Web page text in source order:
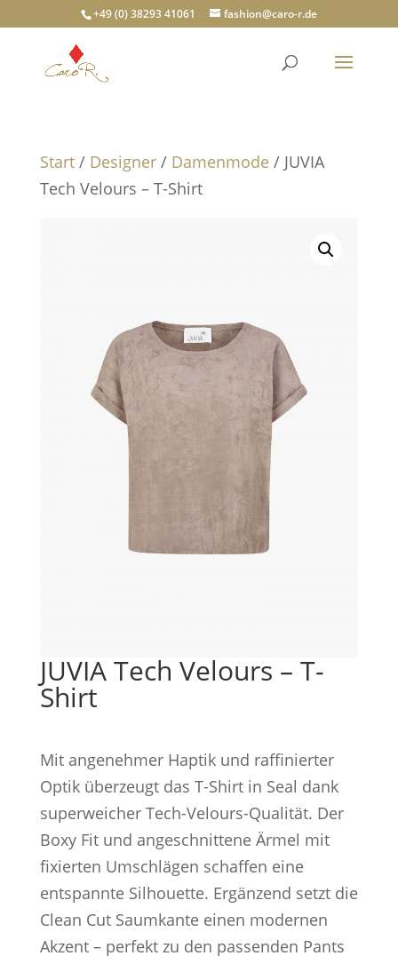
+49 (0) 38293 41061 fashion@caro-r.de
Start/ Designer/ Damenmode/ JUVIA
Tech Velours – T-Shirt
JUVIA Tech Velours – T-
Shirt
Mit angenehmer Haptik und raffinierter
Optik überzeugt das T-Shirt in Seal dank
superweicher Tech-Velours-Qualität. Der
Boxy Fit und angeschnittene Ärmel mit
fixierten Umschlägen schaffen eine
entspannte Silhouette. Ergänzend setzt die
Clean Cut Saumkante einen modernen
Akzent – perfekt zu den passenden Pants